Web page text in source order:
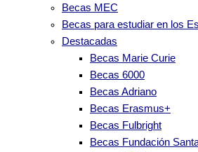
Becas MEC
Becas para estudiar en los
Destacadas
Becas Marie Curie
Becas 6000
Becas Adriano
Becas Erasmus+
Becas Fulbright
Becas Fundación